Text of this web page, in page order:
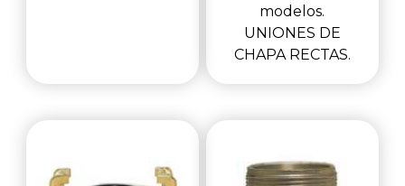
modelos.
UNIONES DE
CHAPA RECTAS.